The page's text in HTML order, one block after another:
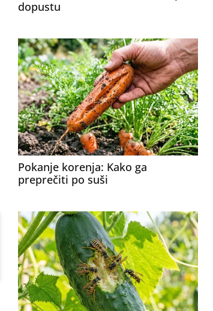
dopustu
Pokanje korenja: Kako ga
preprečiti po suši